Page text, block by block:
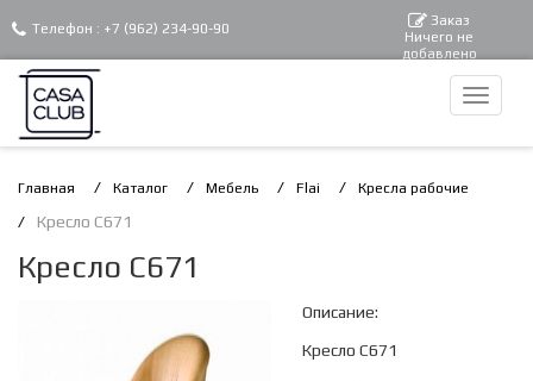
Телефон : +7 (962) 234-90-90 Заказ
Ничего не
добавлено
Главная Каталог Мебель Flai Кресла рабочие
Кресло C671
Кресло C671
Описание:
Кресло C671